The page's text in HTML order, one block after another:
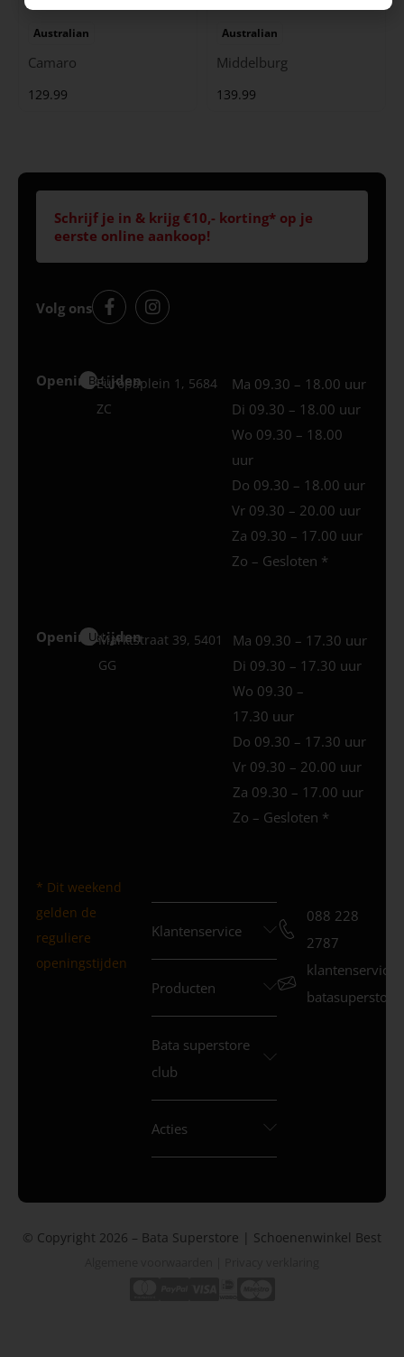
Australian
Camaro
129.99
Australian
Middelburg
139.99
Schrijf je in & krijg €10,- korting* op je
eerste online aankoop!
Volg ons
Openingstijden
Best
Europaplein 1, 5684
ZC
Ma 09.30 – 18.00 uur
Di 09.30 – 18.00 uur
Wo 09.30 – 18.00
uur
Do 09.30 – 18.00 uur
Vr 09.30 – 20.00 uur
Za 09.30 – 17.00 uur
Zo – Gesloten *
Openingstijden
Uden
Marktstraat 39, 5401
GG
Ma 09.30 – 17.30 uur
Di 09.30 – 17.30 uur
Wo 09.30 –
17.30 uur
Do 09.30 – 17.30 uur
Vr 09.30 – 20.00 uur
Za 09.30 – 17.00 uur
Zo – Gesloten *
* Dit weekend
gelden de
reguliere
openingstijden
Klantenservice
Producten
Bata superstore
club
Acties
088 228
2787
© Copyright 2026 – Bata Superstore | Schoenenwinkel Best